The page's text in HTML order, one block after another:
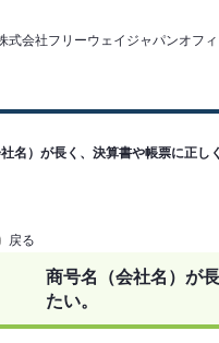
名）が長く、決算書や帳票に正し
戻る
商号名（会社名）が
たい。